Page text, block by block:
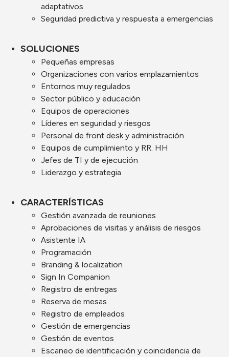
adaptativos
Seguridad predictiva y respuesta a emergencias
SOLUCIONES
Pequeñas empresas
Organizaciones con varios emplazamientos
Entornos muy regulados
Sector público y educación
Equipos de operaciones
Líderes en seguridad y riesgos
Personal de front desk y administración
Equipos de cumplimiento y RR. HH
Jefes de TI y de ejecución
Liderazgo y estrategia
CARACTERÍSTICAS
Gestión avanzada de reuniones
Aprobaciones de visitas y análisis de riesgos
Asistente IA
Programación
Branding & localization
Sign In Companion
Registro de entregas
Reserva de mesas
Registro de empleados
Gestión de emergencias
Gestión de eventos
Escaneo de identificación y coincidencia de